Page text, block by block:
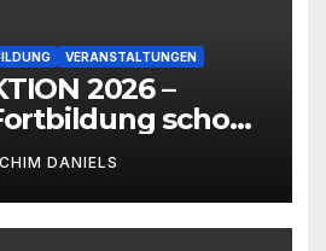
VERANSTALTUNGEN
2026 –
schon
DANIELS